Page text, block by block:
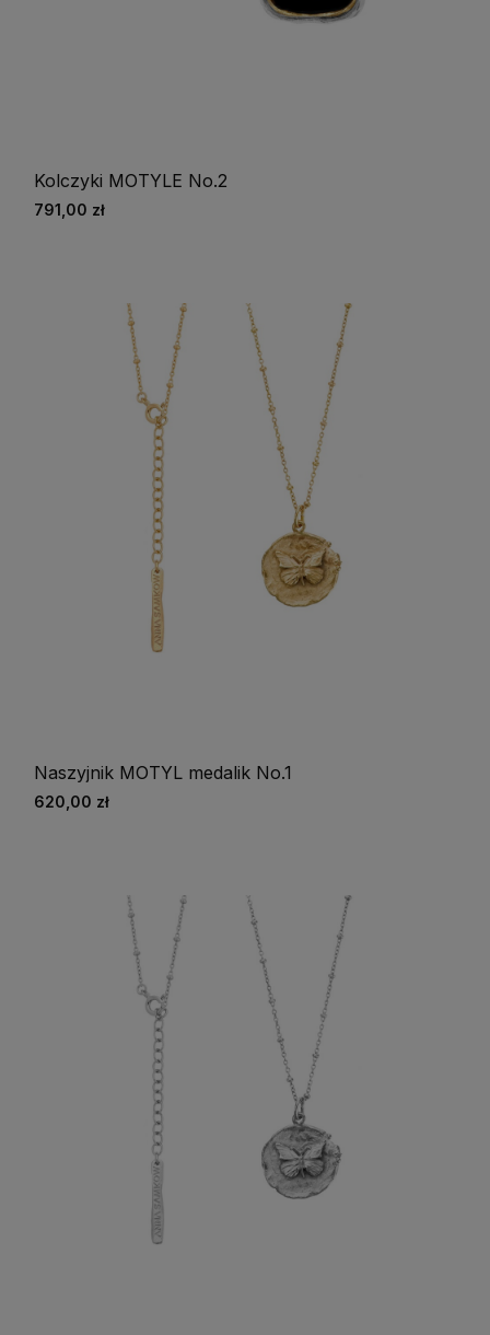
Kolczyki MOTYLE No.2
791,00 zł
Naszyjnik MOTYL medalik No.1
620,00 zł